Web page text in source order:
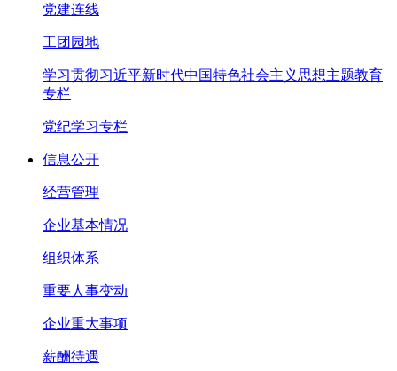
党建连线
工团园地
学习贯彻习近平新时代中国特色社会主义思想主题教育
专栏
党纪学习专栏
信息公开
经营管理
企业基本情况
组织体系
重要人事变动
企业重大事项
薪酬待遇